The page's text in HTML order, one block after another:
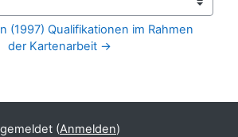
(1997) Qualifikationen im Rahmen
der Kartenarbeit →
(Anmelden)